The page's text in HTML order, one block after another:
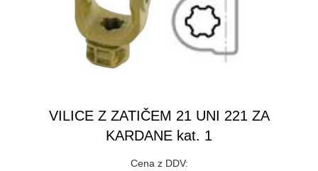
VILICE Z ZATIČEM 21 UNI 221 ZA
KARDANE kat. 1
Cena z DDV: